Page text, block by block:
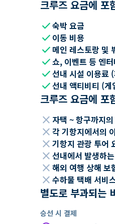
크루즈 요금에 포
check숙박 요금
check 이동 비용
check 메인 레스토랑 및
check쇼, 이벤트 등 엔
check선내 시설 이용료
check선내 액티비티 (
크루즈 요금에 포
close 자택 ~ 항구까지
close 각 기항지에서의
close 기항지 관광 투어
close 선내에서 발생하
close 해외 여행 상해 보
close 수하물 택배 서비
별도로 부과되는
승선 시 결제